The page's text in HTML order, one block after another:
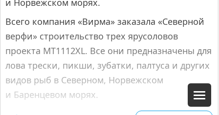
Всего компания «Вирма» заказала «Северной
верфи» строительство трех ярусоловов
проекта MT1112XL. Все они предназначены для
лова трески, пикши, зубатки, палтуса и других
видов рыб в Северном, Норвежском
и Баренцевом морях.